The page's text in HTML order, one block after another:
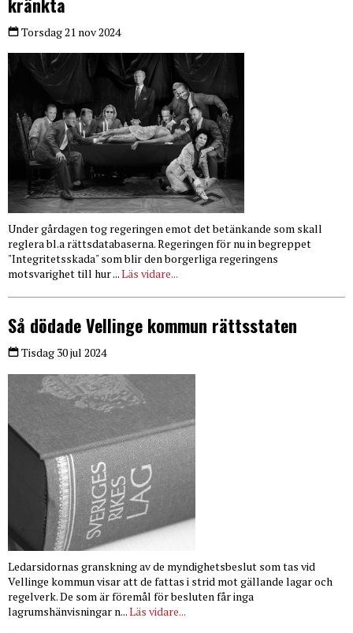
Torsdag 21 nov 2024
Under gårdagen tog regeringen emot det betänkande som skall
reglera bl.a rättsdatabaserna. Regeringen för nu in begreppet
"Integritetsskada" som blir den borgerliga regeringens
motsvarighet till hur ...Läs vidare...
Så dödade Vellinge kommun rättsstaten
Tisdag 30 jul 2024
Ledarsidornas granskning av de myndighetsbeslut som tas vid
Vellinge kommun visar att de fattas i strid mot gällande lagar och
regelverk. De som är föremål för besluten får inga
lagrumshänvisningar n...Läs vidare...